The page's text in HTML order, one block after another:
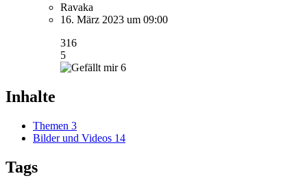
Ravaka
16. März 2023 um 09:00
316
5
6
Inhalte
Themen 3
Bilder und Videos 14
Tags